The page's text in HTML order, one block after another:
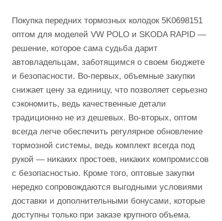
Покупка передних тормозных колодок 5K0698151
оптом для моделей VW POLO и SKODA RAPID —
решение, которое сама судьба дарит
автовладельцам, заботящимся о своем бюджете
и безопасности. Во-первых, объемные закупки
снижает цену за единицу, что позволяет серьезно
сэкономить, ведь качественные детали
традиционно не из дешевых. Во-вторых, оптом
всегда легче обеспечить регулярное обновление
тормозной системы, ведь комплект всегда под
рукой — никаких простоев, никаких компромиссов
с безопасностью. Кроме того, оптовые закупки
нередко сопровождаются выгодными условиями
доставки и дополнительными бонусами, которые
доступны только при заказе крупного объема.